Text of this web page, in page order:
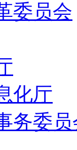
委员会
化厅
务委员